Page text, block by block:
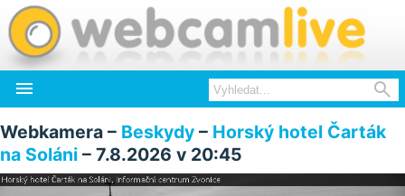
 
Webkamera – Beskydy – Horský hotel Čarták
na Soláni – 7.8.2026 v 20:45